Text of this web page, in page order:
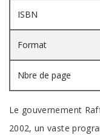
ISBN
Format
Nbre de page
Le gouvernement
2002, un vaste